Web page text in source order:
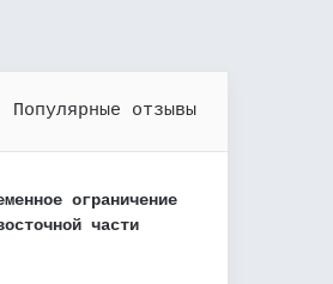
Популярные отзывы
ограничение
части